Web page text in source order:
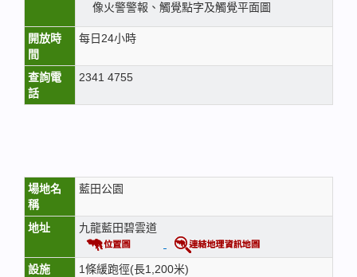
像火警警報、觸覺點字及觸覺平面圖
開放時
間
每日24小時
查詢電
話
2341 4755
場地名
稱
藍田公園
地址 九龍藍田碧雲道
設施 1條緩跑徑(長1,200米)